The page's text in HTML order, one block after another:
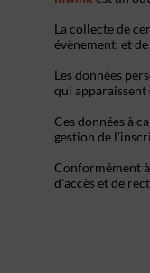
La collecte de
évènement, et
Les données
qui
Ces données à
gestion de
Conformément
d'accès et de